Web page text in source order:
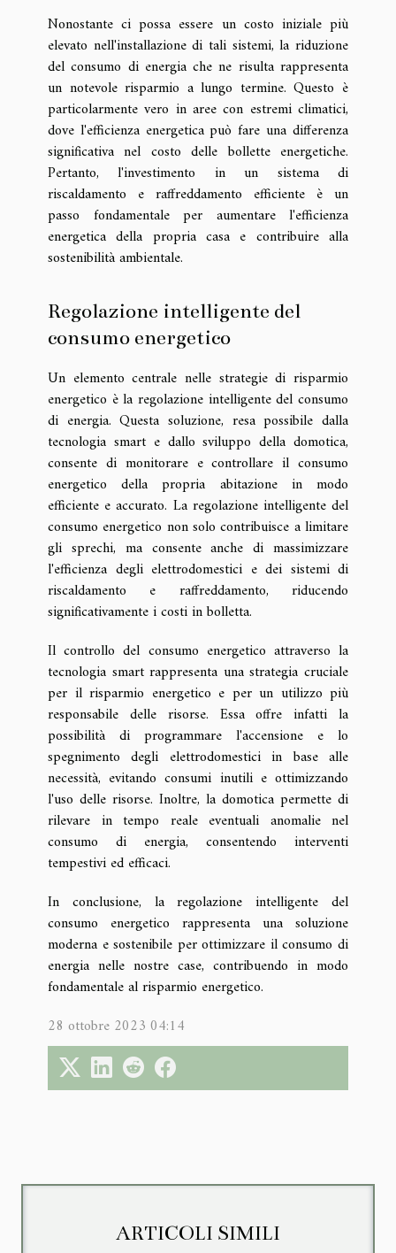
Nonostante ci possa essere un costo iniziale più
elevato nell'installazione di tali sistemi, la riduzione
del consumo di energia che ne risulta rappresenta
un notevole risparmio a lungo termine. Questo è
particolarmente vero in aree con estremi climatici,
dove l'efficienza energetica può fare una differenza
significativa nel costo delle bollette energetiche.
Pertanto, l'investimento in un sistema di
riscaldamento e raffreddamento efficiente è un
passo fondamentale per aumentare l'efficienza
energetica della propria casa e contribuire alla
sostenibilità ambientale.
Regolazione intelligente del
consumo energetico
Un elemento centrale nelle strategie di risparmio
energetico è la regolazione intelligente del consumo
di energia. Questa soluzione, resa possibile dalla
tecnologia smart e dallo sviluppo della domotica,
consente di monitorare e controllare il consumo
energetico della propria abitazione in modo
efficiente e accurato. La regolazione intelligente del
consumo energetico non solo contribuisce a limitare
gli sprechi, ma consente anche di massimizzare
l'efficienza degli elettrodomestici e dei sistemi di
riscaldamento e raffreddamento, riducendo
significativamente i costi in bolletta.
Il controllo del consumo energetico attraverso la
tecnologia smart rappresenta una strategia cruciale
per il risparmio energetico e per un utilizzo più
responsabile delle risorse. Essa offre infatti la
possibilità di programmare l'accensione e lo
spegnimento degli elettrodomestici in base alle
necessità, evitando consumi inutili e ottimizzando
l'uso delle risorse. Inoltre, la domotica permette di
rilevare in tempo reale eventuali anomalie nel
consumo di energia, consentendo interventi
tempestivi ed efficaci.
In conclusione, la regolazione intelligente del
consumo energetico rappresenta una soluzione
moderna e sostenibile per ottimizzare il consumo di
energia nelle nostre case, contribuendo in modo
fondamentale al risparmio energetico.
28 ottobre 2023 04:14
ARTICOLI SIMILI